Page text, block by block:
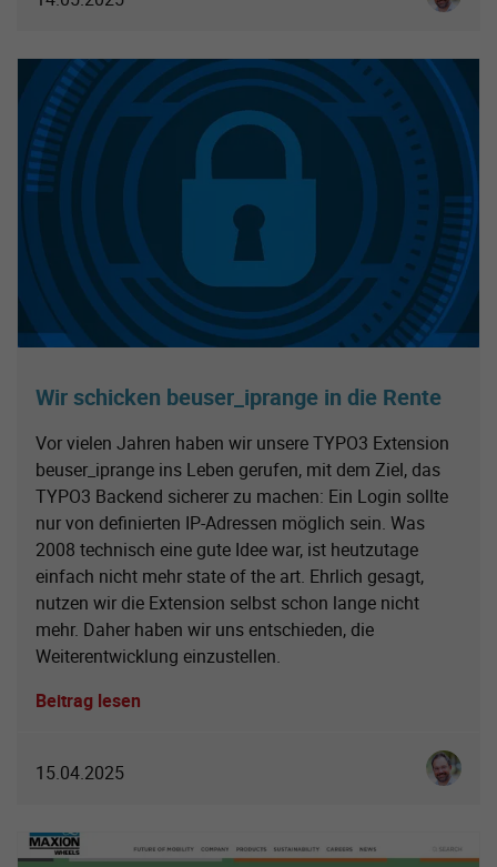
Wir schicken beuser_iprange in die Rente
Vor vielen Jahren haben wir unsere TYPO3 Extension
beuser_iprange ins Leben gerufen, mit dem Ziel, das
TYPO3 Backend sicherer zu machen: Ein Login sollte
nur von definierten IP-Adressen möglich sein. Was
2008 technisch eine gute Idee war, ist heutzutage
einfach nicht mehr state of the art. Ehrlich gesagt,
nutzen wir die Extension selbst schon lange nicht
mehr. Daher haben wir uns entschieden, die
Weiterentwicklung einzustellen.
Beitrag lesen
15.04.2025 Ingo